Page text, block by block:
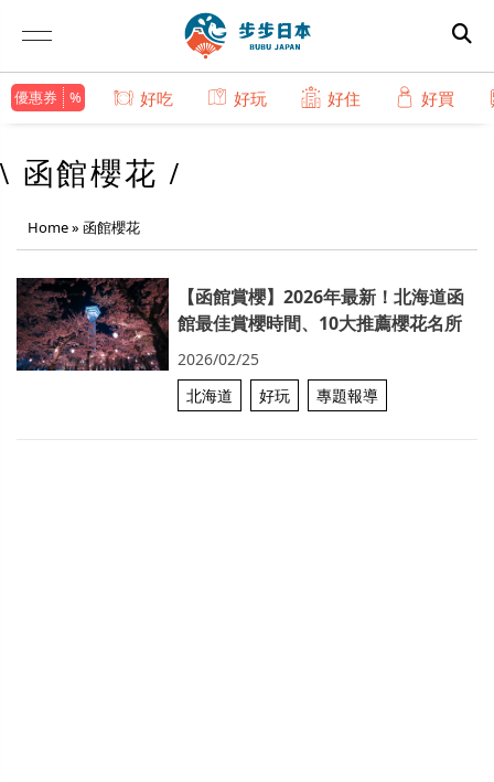
優惠券 好吃 好玩 好住 好買
\ 函館櫻花 /
Home» 函館櫻花
【函館賞櫻】2026年最新！北海道函
館最佳賞櫻時間、10大推薦櫻花名所
2026/02/25
北海道
好玩 專題報導